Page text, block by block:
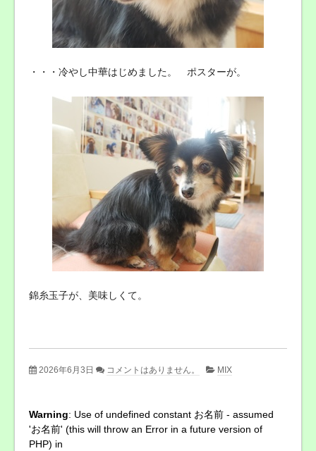
・・・冷やし中華はじめました。 ポスターが。
錦糸玉子が、美味しくて。
2026年6月3日 コメントはありません。 MIX
Warning: Use of undefined constant お名前 - assumed
'お名前' (this will throw an Error in a future version of
PHP) in